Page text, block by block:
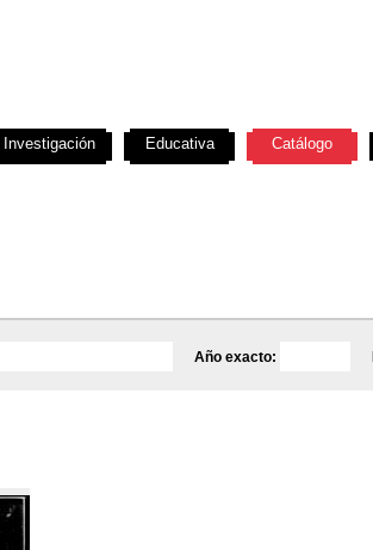
Año exacto:
Investigación Educativa Catálogo